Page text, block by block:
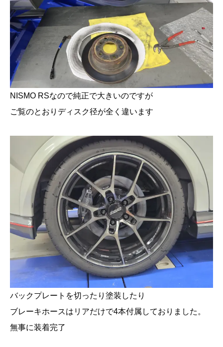
NISMO RSなので純正で大きいのですが
ご覧のとおりディスク径が全く違います
バックプレートを切ったり塗装したり
ブレーキホースはリアだけで4本付属しておりました。
無事に装着完了